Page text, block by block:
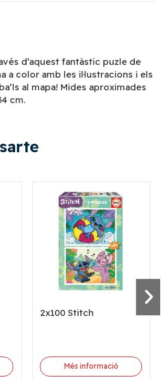
d’aquest fantàstic puzle de
a color amb les il·lustracions i els
al mapa! Mides aproximades
cm.
2x100 Stitch
Més informació